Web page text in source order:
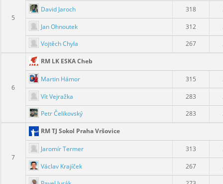
5
David Jaroch 318
Jan Ohnoutek 312
Vojtěch Chyla
267
6
RM LK ESKA Cheb
Martin Hámor 315
Vít Vejražka 283
Petr Čelikovský
283
7
RM TJ Sokol Praha Vršovice
Jaromír Termer 313
Václav Krajíček 267